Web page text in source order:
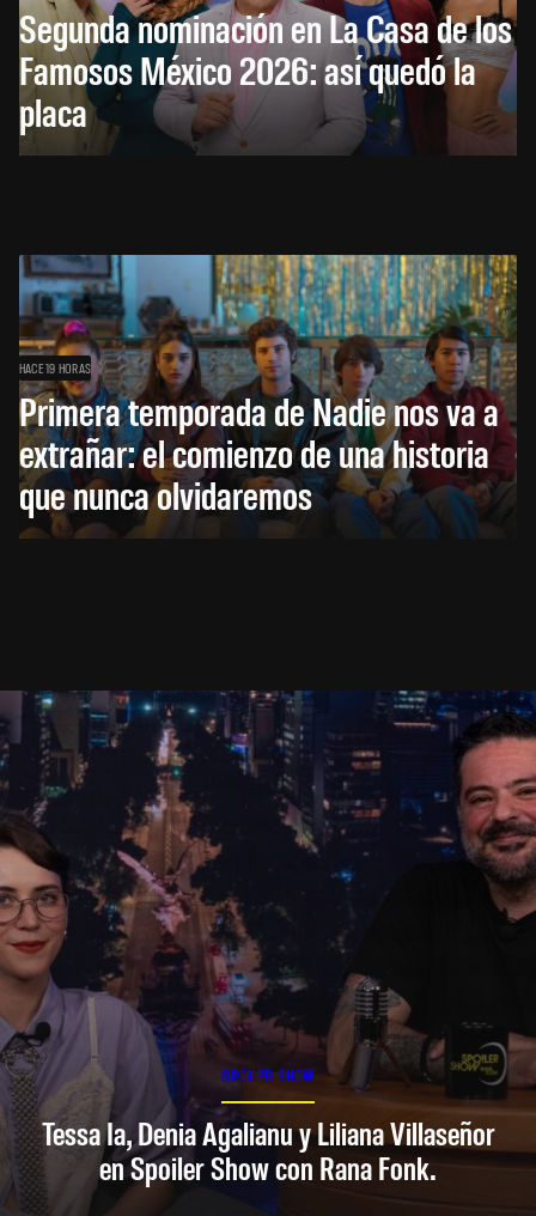
Segunda nominación en La Casa de los
Famosos México 2026: así quedó la
placa
HACE 19 HORAS
Primera temporada de Nadie nos va a
extrañar: el comienzo de una historia
que nunca olvidaremos
SPOILER SHOW
Tessa Ia, Denia Agalianu y Liliana Villaseñor
en Spoiler Show con Rana Fonk.